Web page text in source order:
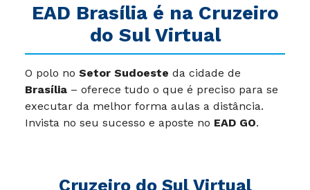
EAD Brasília é na Cruzeiro
do Sul Virtual
O polo no Setor Sudoeste da cidade de
Brasília – oferece tudo o que é preciso para se
executar da melhor forma aulas a distância.
Invista no seu sucesso e aposte no EAD GO.
Cruzeiro do Sul Virtual